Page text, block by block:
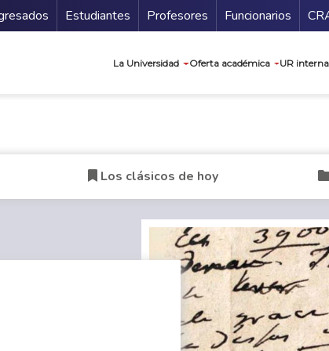
Estudiantes Profesores Funcionarios
La Universidad Oferta académica UR
Los clásicos de hoy